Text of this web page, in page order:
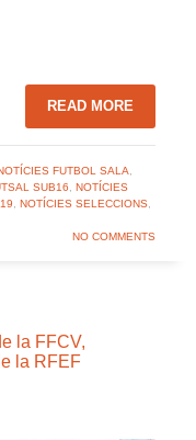
READ MORE
FUTBOL SALA
SUB16
NOTÍCIES
NOTÍCIES SELECCIONS,
NO COMMENTS
la FFCV,
la RFEF